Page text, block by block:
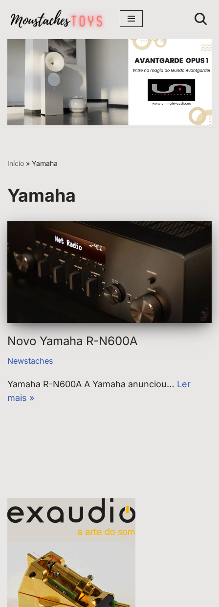
Avançar
para
conteúdo
Início » Yamaha
Yamaha
Novo Yamaha R-N600A
Newstaches
Yamaha R-N600A A Yamaha anunciou… Ler
mais »